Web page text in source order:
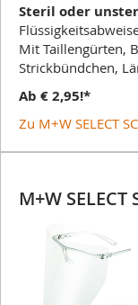
Steril oder
Mit Taillengürten,
Strickbündchen,
Ab € 2,95!*
Zu M+W SELECT
M+W SELECT